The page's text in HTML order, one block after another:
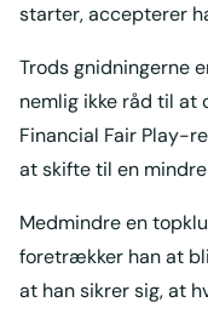
starter, accepterer
Trods gnidningerne
nemlig ikke råd til at
Financial Fair Play-
at skifte til en
Medmindre en
foretrækker han at
at han sikrer sig, at